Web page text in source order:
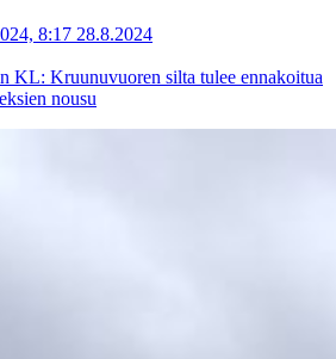
8:17 28.8.2024
KL: Kruunuvuoren silta tulee ennakoitua
nousu